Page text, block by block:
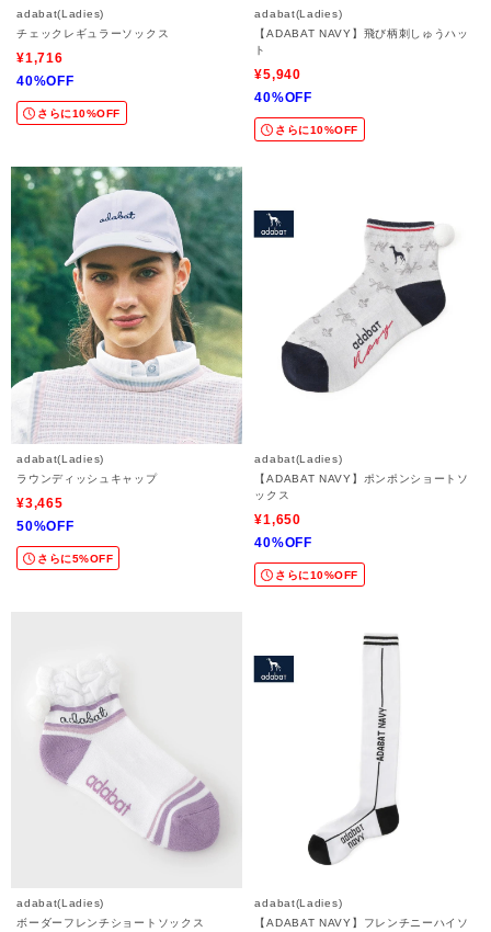
adabat(Ladies)
チェックレギュラーソックス
¥1,716
40%OFF
さらに10%OFF
adabat(Ladies)
【ADABAT NAVY】飛び柄刺しゅうハッ
ト
¥5,940
40%OFF
さらに10%OFF
adabat(Ladies)
ラウンディッシュキャップ
¥3,465
50%OFF
さらに5%OFF
adabat(Ladies)
【ADABAT NAVY】ポンポンショートソ
ックス
¥1,650
40%OFF
さらに10%OFF
adabat(Ladies)
ボーダーフレンチショートソックス
adabat(Ladies)
【ADABAT NAVY】フレンチニーハイソ